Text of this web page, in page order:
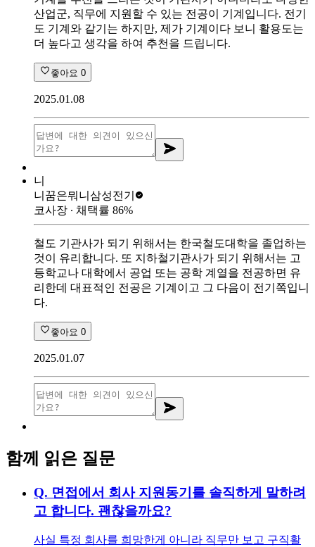
산업군, 직무에 지원할 수 있는 전공이 기계입니다. 전기
도 기계와 같기는 하지만, 제가 기계이다 보니 활용도는
더 높다고 생각을 하여 추천을 드립니다.
좋아요 0
2025.01.08
니
니꿈은뭐니 삼성전기
코사장 ∙ 채택률 86%
철도 기관사가 되기 위해서는 한국철도대학을 졸업하는
것이 유리합니다. 또 지하철기관사가 되기 위해서는 고
등학교나 대학에서 공업 또는 공학 계열을 전공하면 유
리한데 대표적인 전공은 기계이고 그 다음이 전기쪽입니
다.
좋아요 0
2025.01.07
함께 읽은 질문
Q. 면접에서 회사 지원동기를 솔직하게 말하려
고 합니다. 괜찮을까요?
사실 특정 회사를 희망한게 아니라 직무만 보고 구직활